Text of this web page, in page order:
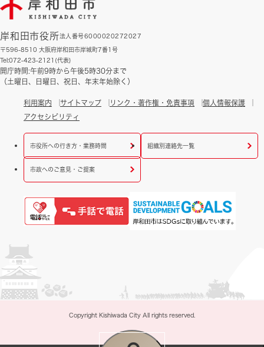
岸和田市役所法人番号6000020272027
〒596-8510 大阪府岸和田市岸城町7番1号
Tel:072-423-2121(代表)
開庁時間:午前9時から午後5時30分まで
（土曜日、日曜日、祝日、年末年始除く）
利用案内 サイトマップ リンク・著作権・免責事項
個人情報保護
アクセシビリティ
市役所への行き方・業務時間 組織別連絡先一覧
市政へのご意見・ご提案
Copyright Kishiwada City All rights reserved.